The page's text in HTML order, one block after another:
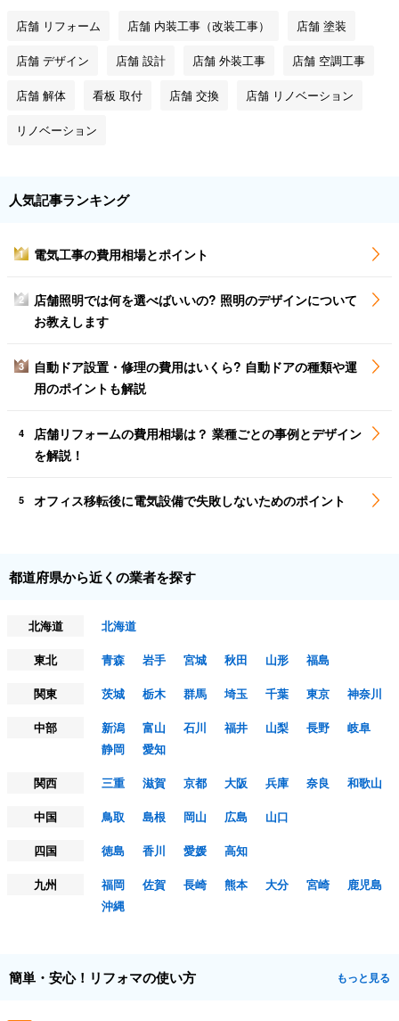
店舗 リフォーム 店舗 内装工事（改装工事） 店舗 塗装
店舗 デザイン 店舗 設計 店舗 外装工事 店舗 空調工事
店舗 解体 看板 取付 店舗 交換 店舗 リノベーション
リノベーション
人気記事ランキング
1 電気工事の費用相場とポイント
2
店舗照明では何を選べばいいの? 照明のデザインについて
お教えします
3
自動ドア設置・修理の費用はいくら? 自動ドアの種類や運
用のポイントも解説
4
店舗リフォームの費用相場は？ 業種ごとの事例とデザイン
を解説！
5 オフィス移転後に電気設備で失敗しないためのポイント
都道府県から近くの業者を探す
北海道
北海道
東北
青森 岩手 宮城 秋田 山形
福島
関東
茨城 栃木 群馬 埼玉 千葉 東京
神奈川
中部
新潟 富山 石川 福井 山梨 長野
岐阜
静岡
愛知
関西
三重 滋賀 京都 大阪 兵庫 奈良
和歌山
中国
鳥取 島根 岡山 広島
山口
四国
徳島 香川 愛媛
高知
九州
福岡 佐賀 長崎 熊本 大分 宮崎
鹿児島
沖縄
簡単・安心！リフォマの使い方 もっと見る